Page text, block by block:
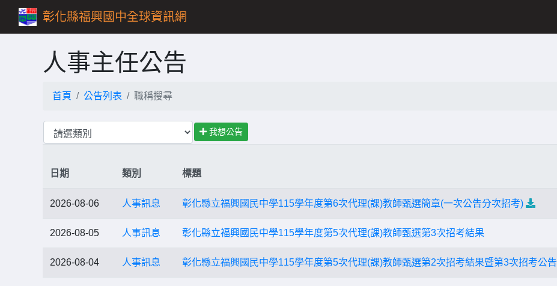
彰化縣福興國中全球資訊網
人事主任公告
首頁 公告列表 職稱搜尋
我想公告
日期 類別 標題
2026-08-06 人事訊息 彰化縣立福興國民中學115學年度第6次代理(課)教師甄選簡章(一次公告分次招考)
2026-08-05 人事訊息 彰化縣立福興國民中學115學年度第5次代理(課)教師甄選第3次招考結果
2026-08-04 人事訊息 彰化縣立福興國民中學115學年度第5次代理(課)教師甄選第2次招考結果暨第3次招考公告